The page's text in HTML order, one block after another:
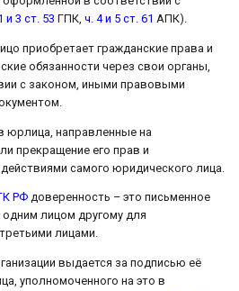
и 3 ст. 53 ГПК, ч. 4 и 5 ст. 61 АПК).
приобретает гражданские права и
обязанности через свои органы,
с законом, иными правовыми
юрлица, направленные на
прекращение его прав и
самого юридического лица.
РФ доверенность – это письменное
лицом другому для
лицами.
выдается за подписью её
уполномоченного на это в